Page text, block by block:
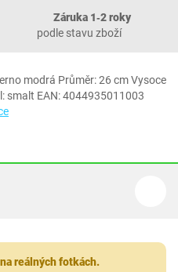
Záruka 1‐2 roky
podle stavu zboží
modrá Průměr: 26 cm Vysoce
smalt EAN: 4044935011003
reálných fotkách.